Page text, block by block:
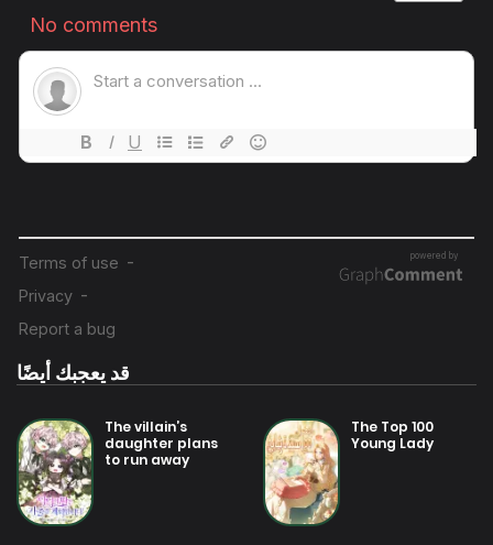
قد يعجبك أيضًا
The Top 100
Young Lady
The villain’s
daughter plans
to run away